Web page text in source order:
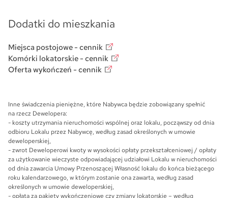
Dodatki do mieszkania
Miejsca postojowe - cennik
Komórki lokatorskie - cennik
Oferta wykończeń - cennik
Inne świadczenia pieniężne, które Nabywca będzie zobowiązany spełnić
na rzecz Dewelopera:
- koszty utrzymania nieruchomości wspólnej oraz lokalu, począwszy od dnia
odbioru Lokalu przez Nabywcę, według zasad określonych w umowie
deweloperskiej,
- zwrot Deweloperowi kwoty w wysokości opłaty przekształceniowej / opłaty
za użytkowanie wieczyste odpowiadającej udziałowi Lokalu w nieruchomości
od dnia zawarcia Umowy Przenoszącej Własność lokalu do końca bieżącego
roku kalendarzowego, w którym zostanie ona zawarta, według zasad
określonych w umowie deweloperskiej,
- opłata za pakiety wykończeniowe czy zmiany lokatorskie – według